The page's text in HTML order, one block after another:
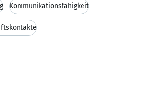
Kommunikationsfähigkeit